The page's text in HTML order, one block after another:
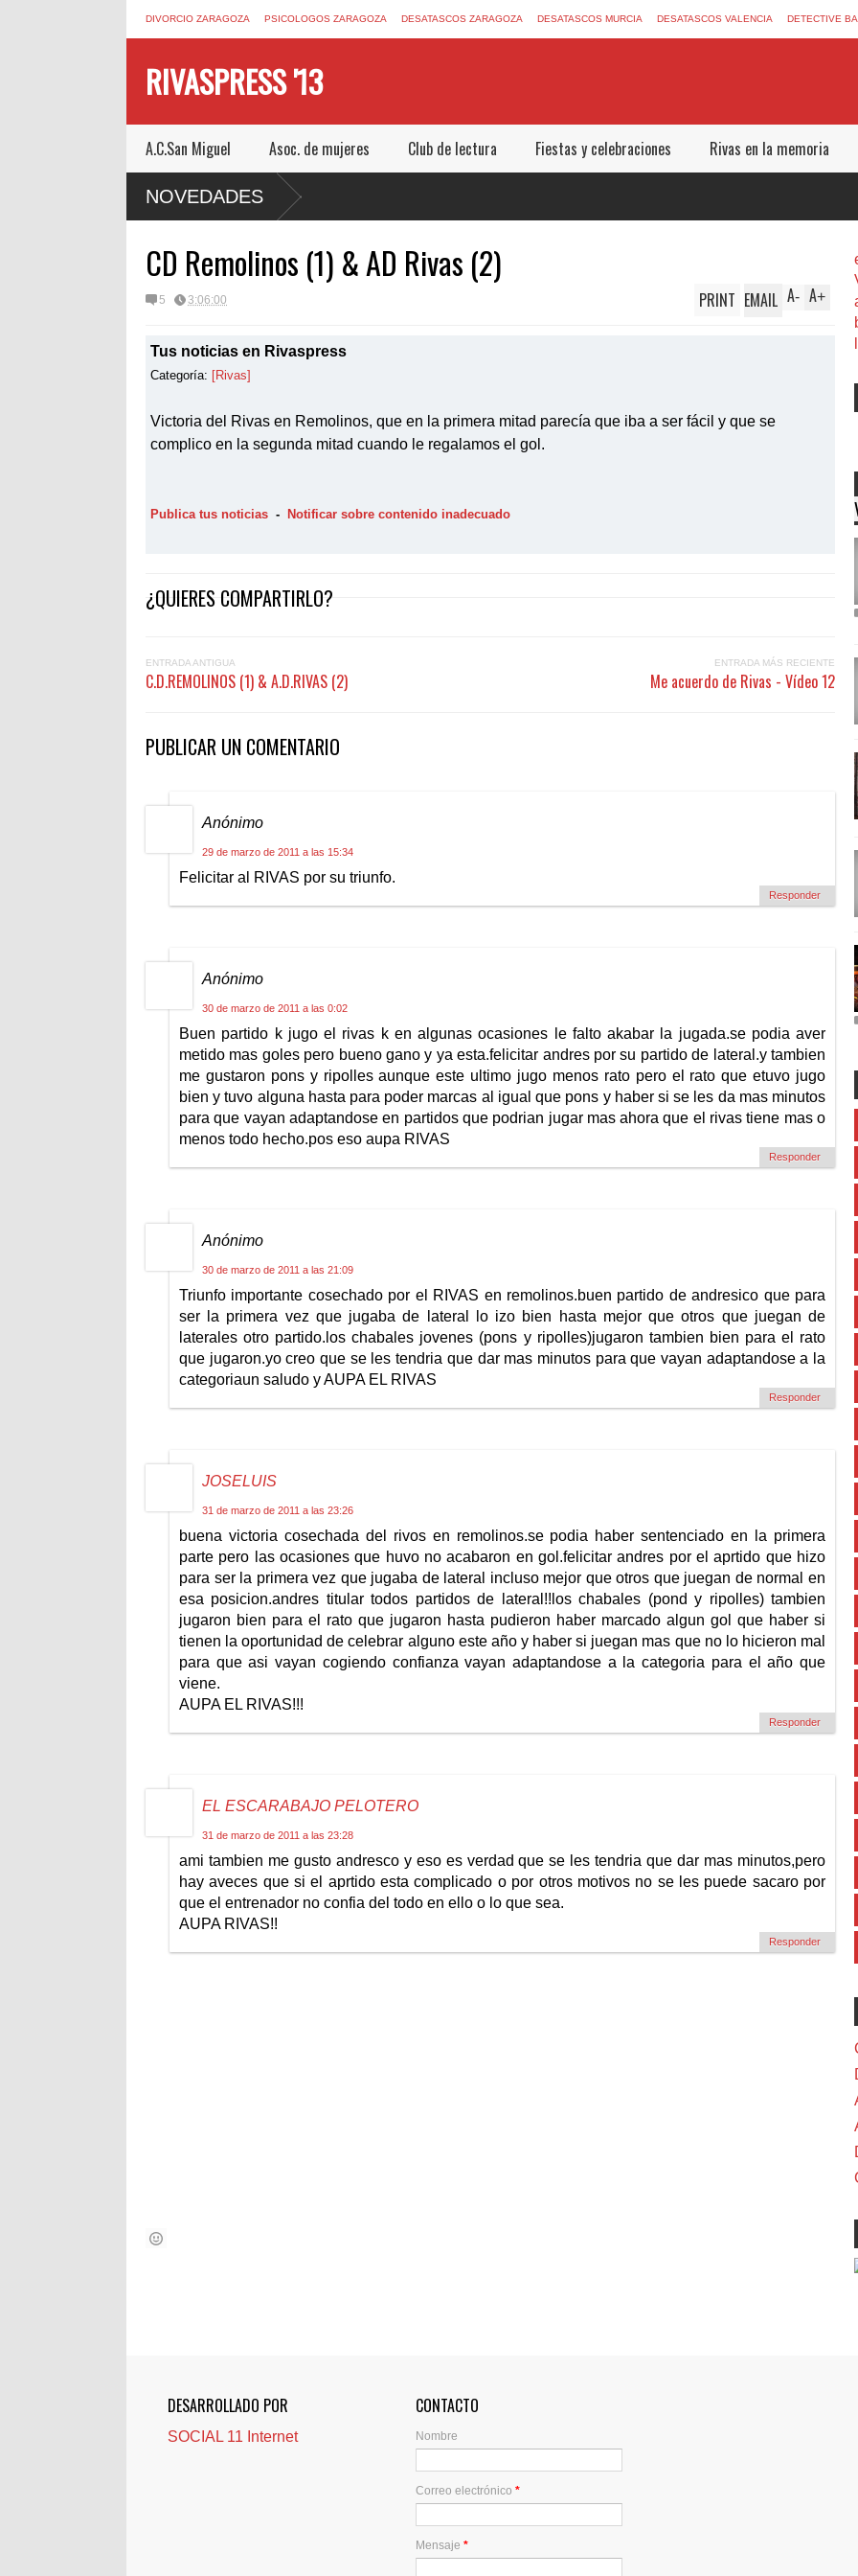
DIVORCIO ZARAGOZA PSICOLOGOS ZARAGOZA DESATASCOS ZARAGOZA DESATASCOS MURCIA DESATASCOS VALENCIA DETECTIVE
RIVASPRESS '13
A.C.San Miguel Asoc. de mujeres Club de lectura Fiestas y celebraciones Rivas en la memoria
NOVEDADES
UN ESCAPE ROOM DE MUCHO MIEDO EN
CD Remolinos (1) & AD Rivas (2)
5 3:06:00 A+
A-
PRINT EMAIL
Tus noticias en Rivaspress
Categoría: [Rivas]
Victoria del Rivas en Remolinos, que en la primera mitad parecía que iba a ser fácil y que se
complico en la segunda mitad cuando le regalamos el gol.
Publica tus noticias - Notificar sobre contenido inadecuado
¿QUIERES COMPARTIRLO?
ENTRADA ANTIGUA
C.D.REMOLINOS (1) & A.D.RIVAS (2)
ENTRADA MÁS RECIENTE
Me acuerdo de Rivas - Vídeo 12
PUBLICAR UN COMENTARIO
Anónimo
29 de marzo de 2011 a las 15:34
Felicitar al RIVAS por su triunfo.
Responder
Anónimo
30 de marzo de 2011 a las 0:02
Buen partido k jugo el rivas k en algunas ocasiones le falto akabar la jugada.se podia aver
metido mas goles pero bueno gano y ya esta.felicitar andres por su partido de lateral.y tambien
me gustaron pons y ripolles aunque este ultimo jugo menos rato pero el rato que etuvo jugo
bien y tuvo alguna hasta para poder marcas al igual que pons y haber si se les da mas minutos
para que vayan adaptandose en partidos que podrian jugar mas ahora que el rivas tiene mas o
menos todo hecho.pos eso aupa RIVAS
Responder
Anónimo
30 de marzo de 2011 a las 21:09
Triunfo importante cosechado por el RIVAS en remolinos.buen partido de andresico que para
ser la primera vez que jugaba de lateral lo izo bien hasta mejor que otros que juegan de
laterales otro partido.los chabales jovenes (pons y ripolles)jugaron tambien bien para el rato
que jugaron.yo creo que se les tendria que dar mas minutos para que vayan adaptandose a la
categoriaun saludo y AUPA EL RIVAS
Responder
JOSELUIS
31 de marzo de 2011 a las 23:26
buena victoria cosechada del rivos en remolinos.se podia haber sentenciado en la primera
parte pero las ocasiones que huvo no acabaron en gol.felicitar andres por el aprtido que hizo
para ser la primera vez que jugaba de lateral incluso mejor que otros que juegan de normal en
esa posicion.andres titular todos partidos de lateral!!los chabales (pond y ripolles) tambien
jugaron bien para el rato que jugaron hasta pudieron haber marcado algun gol que haber si
tienen la oportunidad de celebrar alguno este año y haber si juegan mas que no lo hicieron mal
para que asi vayan cogiendo confianza vayan adaptandose a la categoria para el año que
viene.
AUPA EL RIVAS!!!
Responder
EL ESCARABAJO PELOTERO
31 de marzo de 2011 a las 23:28
ami tambien me gusto andresco y eso es verdad que se les tendria que dar mas minutos,pero
hay aveces que si el aprtido esta complicado o por otros motivos no se les puede sacaro por
que el entrenador no confia del todo en ello o lo que sea.
AUPA RIVAS!!
Responder
DESARROLLADO POR
SOCIAL 11 Internet
CONTACTO
Nombre
Correo electrónico*
Mensaje*